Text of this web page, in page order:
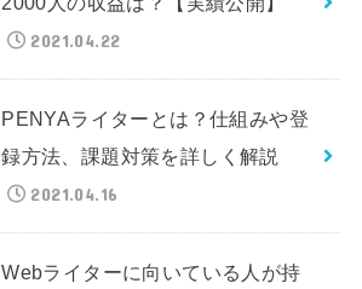
2021.04.22
PENYAライターとは？仕組みや登
録方法、課題対策を詳しく解説
2021.04.16
Webライターに向いている人が持